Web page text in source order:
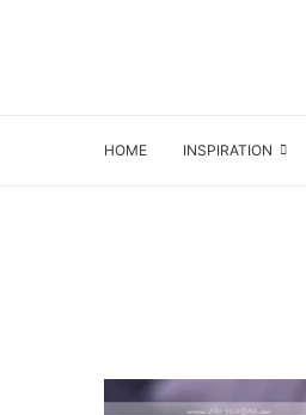
HOME INSPIRATION